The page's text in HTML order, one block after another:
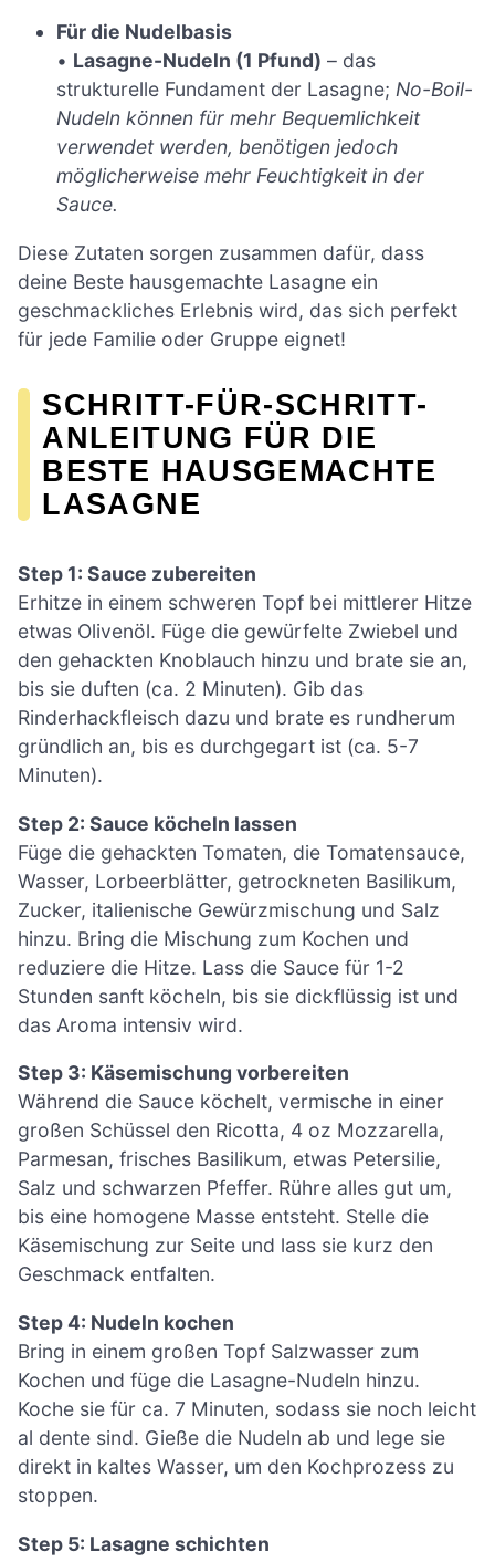
Für die Nudelbasis
• Lasagne-Nudeln (1 Pfund) – das
strukturelle Fundament der Lasagne;No-Boil-
Nudeln können für mehr Bequemlichkeit
verwendet werden, benötigen jedoch
möglicherweise mehr Feuchtigkeit in der
Sauce.
Diese Zutaten sorgen zusammen dafür, dass
deine Beste hausgemachte Lasagne ein
geschmackliches Erlebnis wird, das sich perfekt
für jede Familie oder Gruppe eignet!
SCHRITT-FÜR-SCHRITT-
ANLEITUNG FÜR DIE
BESTE HAUSGEMACHTE
LASAGNE
Step 1: Sauce zubereiten
Erhitze in einem schweren Topf bei mittlerer Hitze
etwas Olivenöl. Füge die gewürfelte Zwiebel und
den gehackten Knoblauch hinzu und brate sie an,
bis sie duften (ca. 2 Minuten). Gib das
Rinderhackfleisch dazu und brate es rundherum
gründlich an, bis es durchgegart ist (ca. 5-7
Minuten).
Step 2: Sauce köcheln lassen
Füge die gehackten Tomaten, die Tomatensauce,
Wasser, Lorbeerblätter, getrockneten Basilikum,
Zucker, italienische Gewürzmischung und Salz
hinzu. Bring die Mischung zum Kochen und
reduziere die Hitze. Lass die Sauce für 1-2
Stunden sanft köcheln, bis sie dickflüssig ist und
das Aroma intensiv wird.
Step 3: Käsemischung vorbereiten
Während die Sauce köchelt, vermische in einer
großen Schüssel den Ricotta, 4 oz Mozzarella,
Parmesan, frisches Basilikum, etwas Petersilie,
Salz und schwarzen Pfeffer. Rühre alles gut um,
bis eine homogene Masse entsteht. Stelle die
Käsemischung zur Seite und lass sie kurz den
Geschmack entfalten.
Step 4: Nudeln kochen
Bring in einem großen Topf Salzwasser zum
Kochen und füge die Lasagne-Nudeln hinzu.
Koche sie für ca. 7 Minuten, sodass sie noch leicht
al dente sind. Gieße die Nudeln ab und lege sie
direkt in kaltes Wasser, um den Kochprozess zu
stoppen.
Step 5: Lasagne schichten